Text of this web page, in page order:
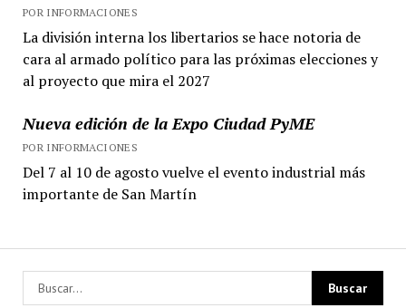
POR INFORMACIONES
La división interna los libertarios se hace notoria de
cara al armado político para las próximas elecciones y
al proyecto que mira el 2027
Nueva edición de la Expo Ciudad PyME
POR INFORMACIONES
Del 7 al 10 de agosto vuelve el evento industrial más
importante de San Martín